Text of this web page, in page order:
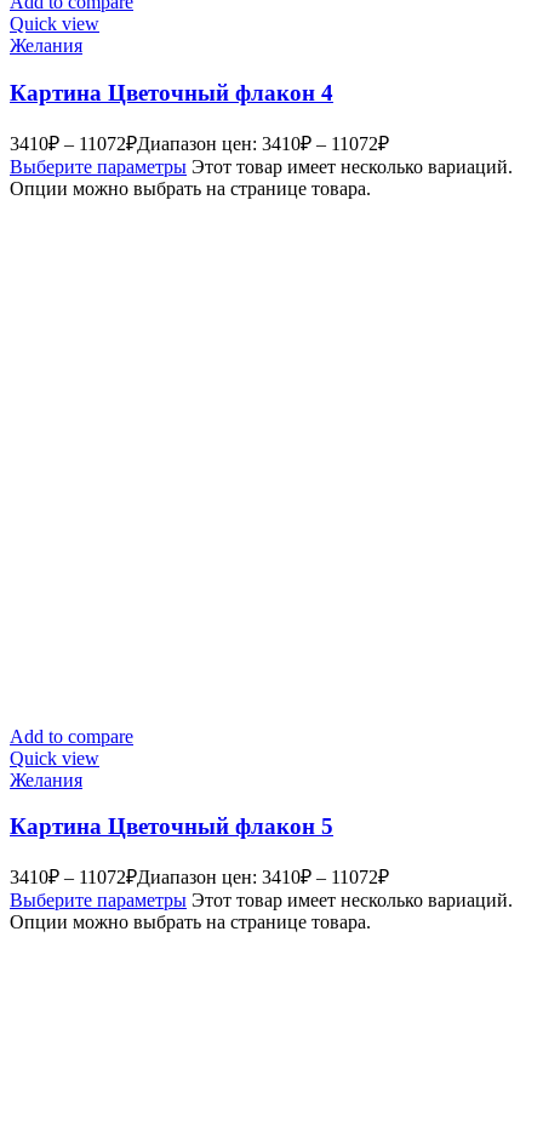
Quick view
Желания
Картина Цветочный флакон 4
3410₽ – 11072₽Диапазон цен: 3410₽ – 11072₽
Выберите параметры Этот товар имеет несколько вариаций.
Опции можно выбрать на странице товара.
Add to compare
Quick view
Желания
Картина Цветочный флакон 5
3410₽ – 11072₽Диапазон цен: 3410₽ – 11072₽
Выберите параметры Этот товар имеет несколько вариаций.
Опции можно выбрать на странице товара.